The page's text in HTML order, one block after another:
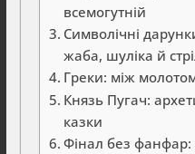
всемогутній
Символічні
жаба, шуліка й
Греки: між
Князь Пугач:
казки
Фінал без фанфар: